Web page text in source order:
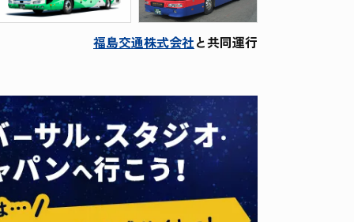
福島交通株式会社と共同運行